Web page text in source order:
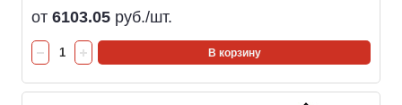
от 6103.05 руб./шт.
В корзину